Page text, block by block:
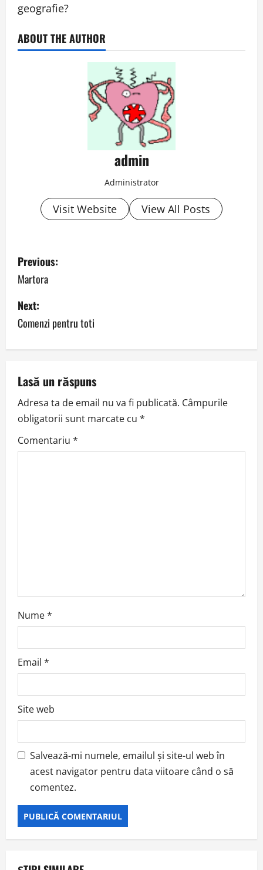
geografie?
ABOUT THE AUTHOR
admin
Administrator
Visit Website View All Posts
P
o
s
t
n
a
v
i
g
Previous:
Martora
Next:
Comenzi pentru toti
Lasă un răspuns
Adresa ta de email nu va fi publicată. Câmpurile
obligatorii sunt marcate cu *
Comentariu *
Nume*
Email *
Site web
Salvează-mi numele, emailul și site-ul web în
acest navigator pentru data viitoare când o să
comentez.